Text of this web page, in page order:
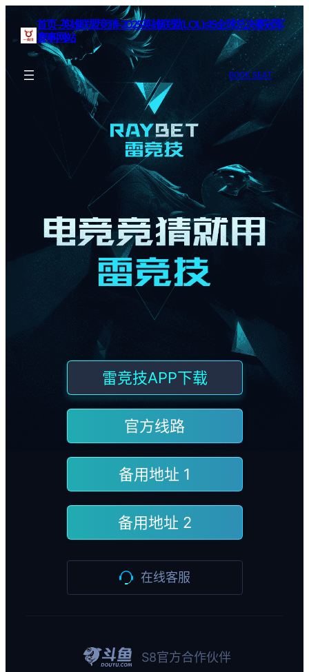
首页–英雄联盟竞猜-2025英雄联盟(LOL)s15全球总决赛冠军
赛事网站
BOOK SEAT